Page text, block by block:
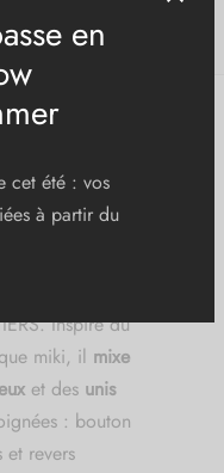
en
à partir du
réduire les
Inspiré du
miki, il mixe
et des unis
: bouton
et revers